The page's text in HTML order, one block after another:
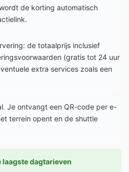
de korting automatisch
de totaalprijs inclusief
(gratis tot 24 uur
extra services zoals een
Je ontvangt een QR-code per e-
terrein opent en de shuttle
dagtarieven